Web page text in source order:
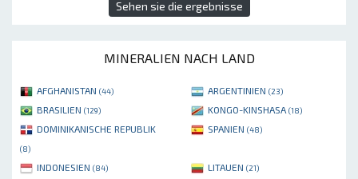
Sehen sie die ergebnisse
MINERALIEN NACH LAND
AFGHANISTAN (44) ARGENTINIEN (23)
BRASILIEN (129) KONGO-KINSHASA (18)
DOMINIKANISCHE REPUBLIK
(8)
SPANIEN (48)
INDONESIEN (84) LITAUEN (21)